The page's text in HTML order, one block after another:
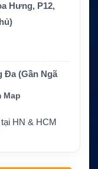
thích Inmarsat Fle
vận hành xa hạ
Hưng, P12,
Đa (Gần Ngã
Map
HN & HCM